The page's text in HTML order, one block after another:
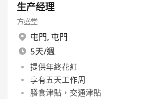
生产经理
方盛堂
屯門, 屯門
5天/週
提供年終花紅
享有五天工作周
膳食津貼，交通津貼